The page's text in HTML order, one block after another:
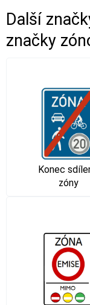
Další
značky
Konec
zóny